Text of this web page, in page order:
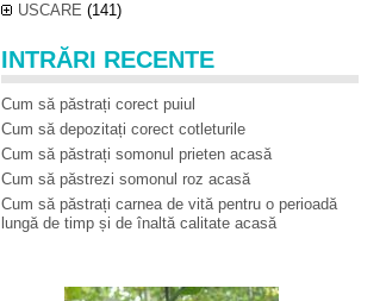
USCARE (141)
INTRĂRI RECENTE
Cum să păstrați corect puiul
Cum să depozitați corect cotleturile
Cum să păstrați somonul prieten acasă
Cum să păstrezi somonul roz acasă
Cum să păstrați carnea de vită pentru o perioadă
lungă de timp și de înaltă calitate acasă